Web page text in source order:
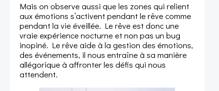
Mais on observe aussi que les zones qui relient
aux émotions s’activent pendant le rêve comme
pendant la vie éveillée. Le rêve est donc une
vraie expérience nocturne et non pas un bug
inopiné. Le rêve aide à la gestion des émotions,
des événements, il nous entraîne à sa manière
allégorique à affronter les défis qui nous
attendent.